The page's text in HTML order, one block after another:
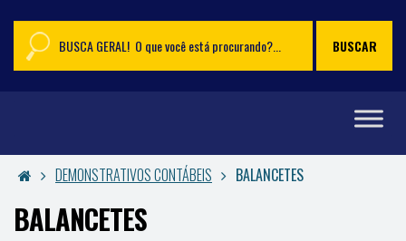
DEMONSTRATIVOS CONTÁBEIS BALANCETES
BALANCETES